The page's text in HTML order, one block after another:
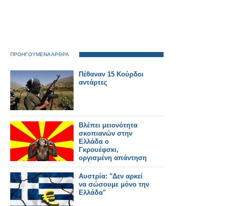
ΠΡΟΗΓΟΥΜΕΝΑ ΑΡΘΡΑ
Πέθαναν 15 Κούρδοι
αντάρτες
Βλέπει μειονότητα
σκοπιανών στην
Ελλάδα ο
Γκρουέφσκι,
οργισμένη απάντηση
από το ΥΠΕΞ
Αυστρία: "Δεν αρκεί
να σώσουμε μόνο την
Ελλάδα"